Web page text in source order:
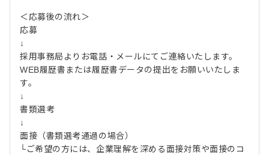
＜応募後の流れ＞
応募
↓
採用事務局よりお電話・メールにてご連絡いたします。
WEB履歴書または履歴書データの提出をお願いいたしま
す。
↓
書類選考
↓
面接（書類選考通過の場合）
└ご希望の方には、企業理解を深める面接対策や面接のコ